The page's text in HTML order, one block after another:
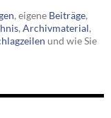
, eigene Beiträge,
, Archivmaterial,
und wie Sie